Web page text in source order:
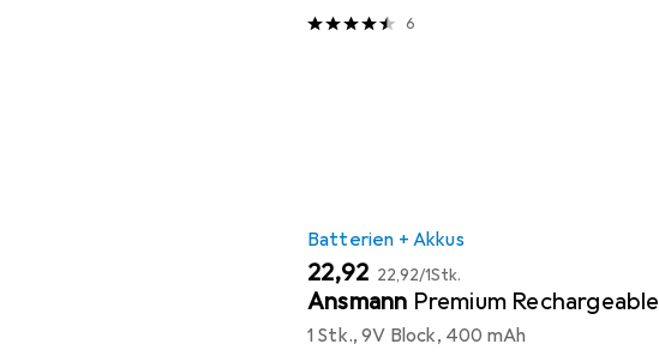
6
Batterien + Akkus
EUR
22,92 EUR
22,92/1Stk.
Ansmann Premium Rechargeable
1 Stk., 9V Block, 400 mAh